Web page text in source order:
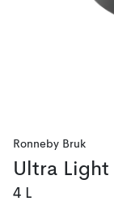
Ronneby Bruk
Ultra
4 L